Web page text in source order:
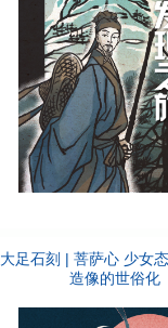
大足石刻 | 菩萨心 少女
造像的世俗化